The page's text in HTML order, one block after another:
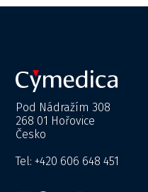
Pod Nádražím 308
268 01 Hořovice
Česko
Tel: +420 606 648 451